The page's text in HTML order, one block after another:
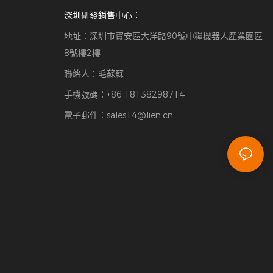
深圳研發銷售中心：
地址：深圳市寶安區大洋路90號中糧機器人產業園區
8號樓2樓
聯絡人：毛蘇蘇
手機號碼：+86 18138298714
電子郵件： sales14@lien.cn